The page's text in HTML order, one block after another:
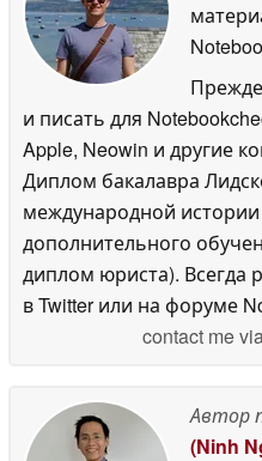
и писать для
Apple, Neowin и другие
Диплом бакалавра
международной
дополнительного
диплом юриста). Всегда
в Twitter или на форуме
contact me
Автор
(Ninh